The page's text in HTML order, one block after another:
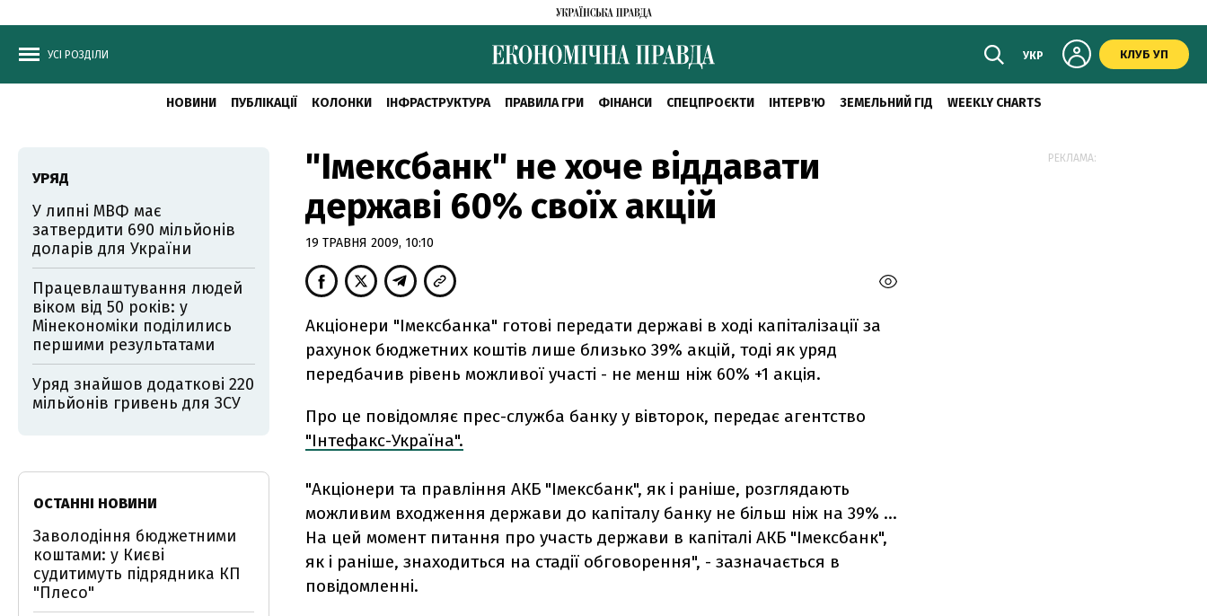
УСІ РОЗДІЛИ УКР КЛУБ УП
НОВИНИ ПУБЛІКАЦІЇ КОЛОНКИ ІНФРАСТРУКТУРА ПРАВИЛА ГРИ ФІНАНСИ СПЕЦПРОЄКТИ ІНТЕРВ'Ю ЗЕМЕЛЬНИЙ ГІД WEEKLY CHARTS
"Імексбанк" не хоче віддавати
державі 60% своїх акцій
19 ТРАВНЯ 2009, 10:10
Акціонери "Імексбанка" готові передати державі в ході капіталізації за
рахунок бюджетних коштів лише близько 39% акцій, тоді як уряд
передбачив рівень можливої участі - не менш ніж 60% +1 акція.
Про це повідомляє прес-служба банку у вівторок, передає агентство
"Інтефакс-Україна".
"Акціонери та правління АКБ "Імексбанк", як і раніше, розглядають
можливим входження держави до капіталу банку не більш ніж на 39% ...
На цей момент питання про участь держави в капіталі АКБ "Імексбанк",
як і раніше, знаходиться на стадії обговорення", - зазначається в
повідомленні.
УРЯД
У липні МВФ має
затвердити 690 мільйонів
доларів для України
Працевлаштування людей
віком від 50 років: у
Мінекономіки поділились
першими результатами
Уряд знайшов додаткові 220
мільйонів гривень для ЗСУ
ОСТАННІ НОВИНИ
Заволодіння бюджетними
коштами: у Києві
судитимуть підрядника КП
"Плесо"
РЕКЛАМА: